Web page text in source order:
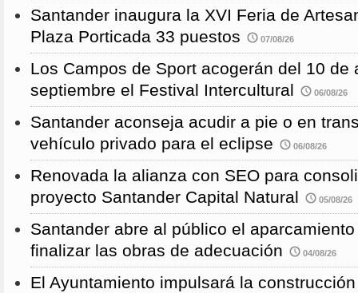
Santander inaugura la XVI Feria de
Plaza Porticada 33 puestos
07/08/26
Los Campos de Sport acogerán del 10 de
septiembre el Festival Intercultural
06/08/26
Santander aconseja acudir a pie o en
vehículo privado para el eclipse
06/08/26
Renovada la alianza con SEO para
proyecto Santander Capital Natural
05/08/26
Santander abre al público el
finalizar las obras de adecuación
04/08/26
El Ayuntamiento impulsará la